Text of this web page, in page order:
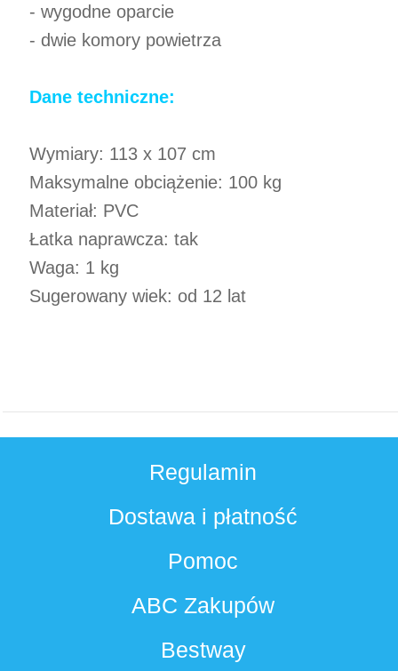
- wygodne oparcie
- dwie komory powietrza
Dane techniczne:
Wymiary: 113 x 107 cm
Maksymalne obciążenie: 100 kg
Materiał: PVC
Łatka naprawcza: tak
Waga: 1 kg
Sugerowany wiek: od 12 lat
Regulamin
Dostawa i płatność
Pomoc
ABC Zakupów
Bestway